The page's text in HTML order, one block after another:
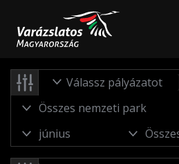
Válassz pályázatot